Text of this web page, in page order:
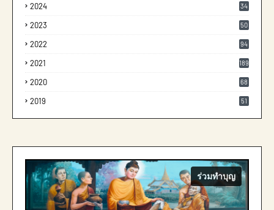
2024 34
2023 50
2022 94
2021 189
2020 68
2019 51
ร่วมทำบุญ